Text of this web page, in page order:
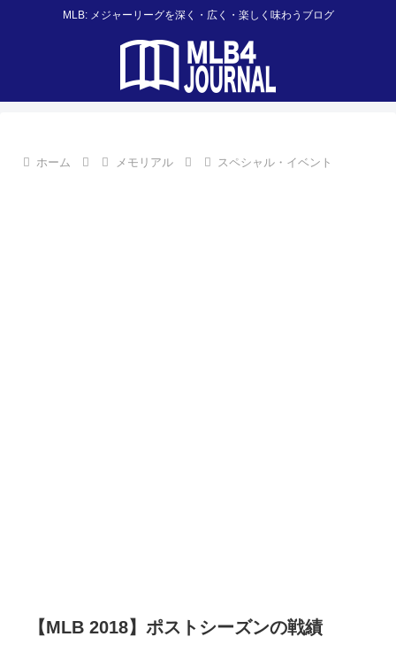
MLB: メジャーリーグを深く・広く・楽しく味わうブログ
ホーム メモリアル スペシャル・イベント
【MLB 2018】ポストシーズンの戦績